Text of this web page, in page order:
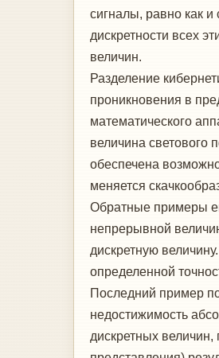
сигналы, равно как
дискретности всех
величин.
Разделение
проникновения в
математического
величина светового
обеспечена
меняется
Обратные примеры
непрерывной
дискретную
определенной
Последний пример
недостижимость
дискретных